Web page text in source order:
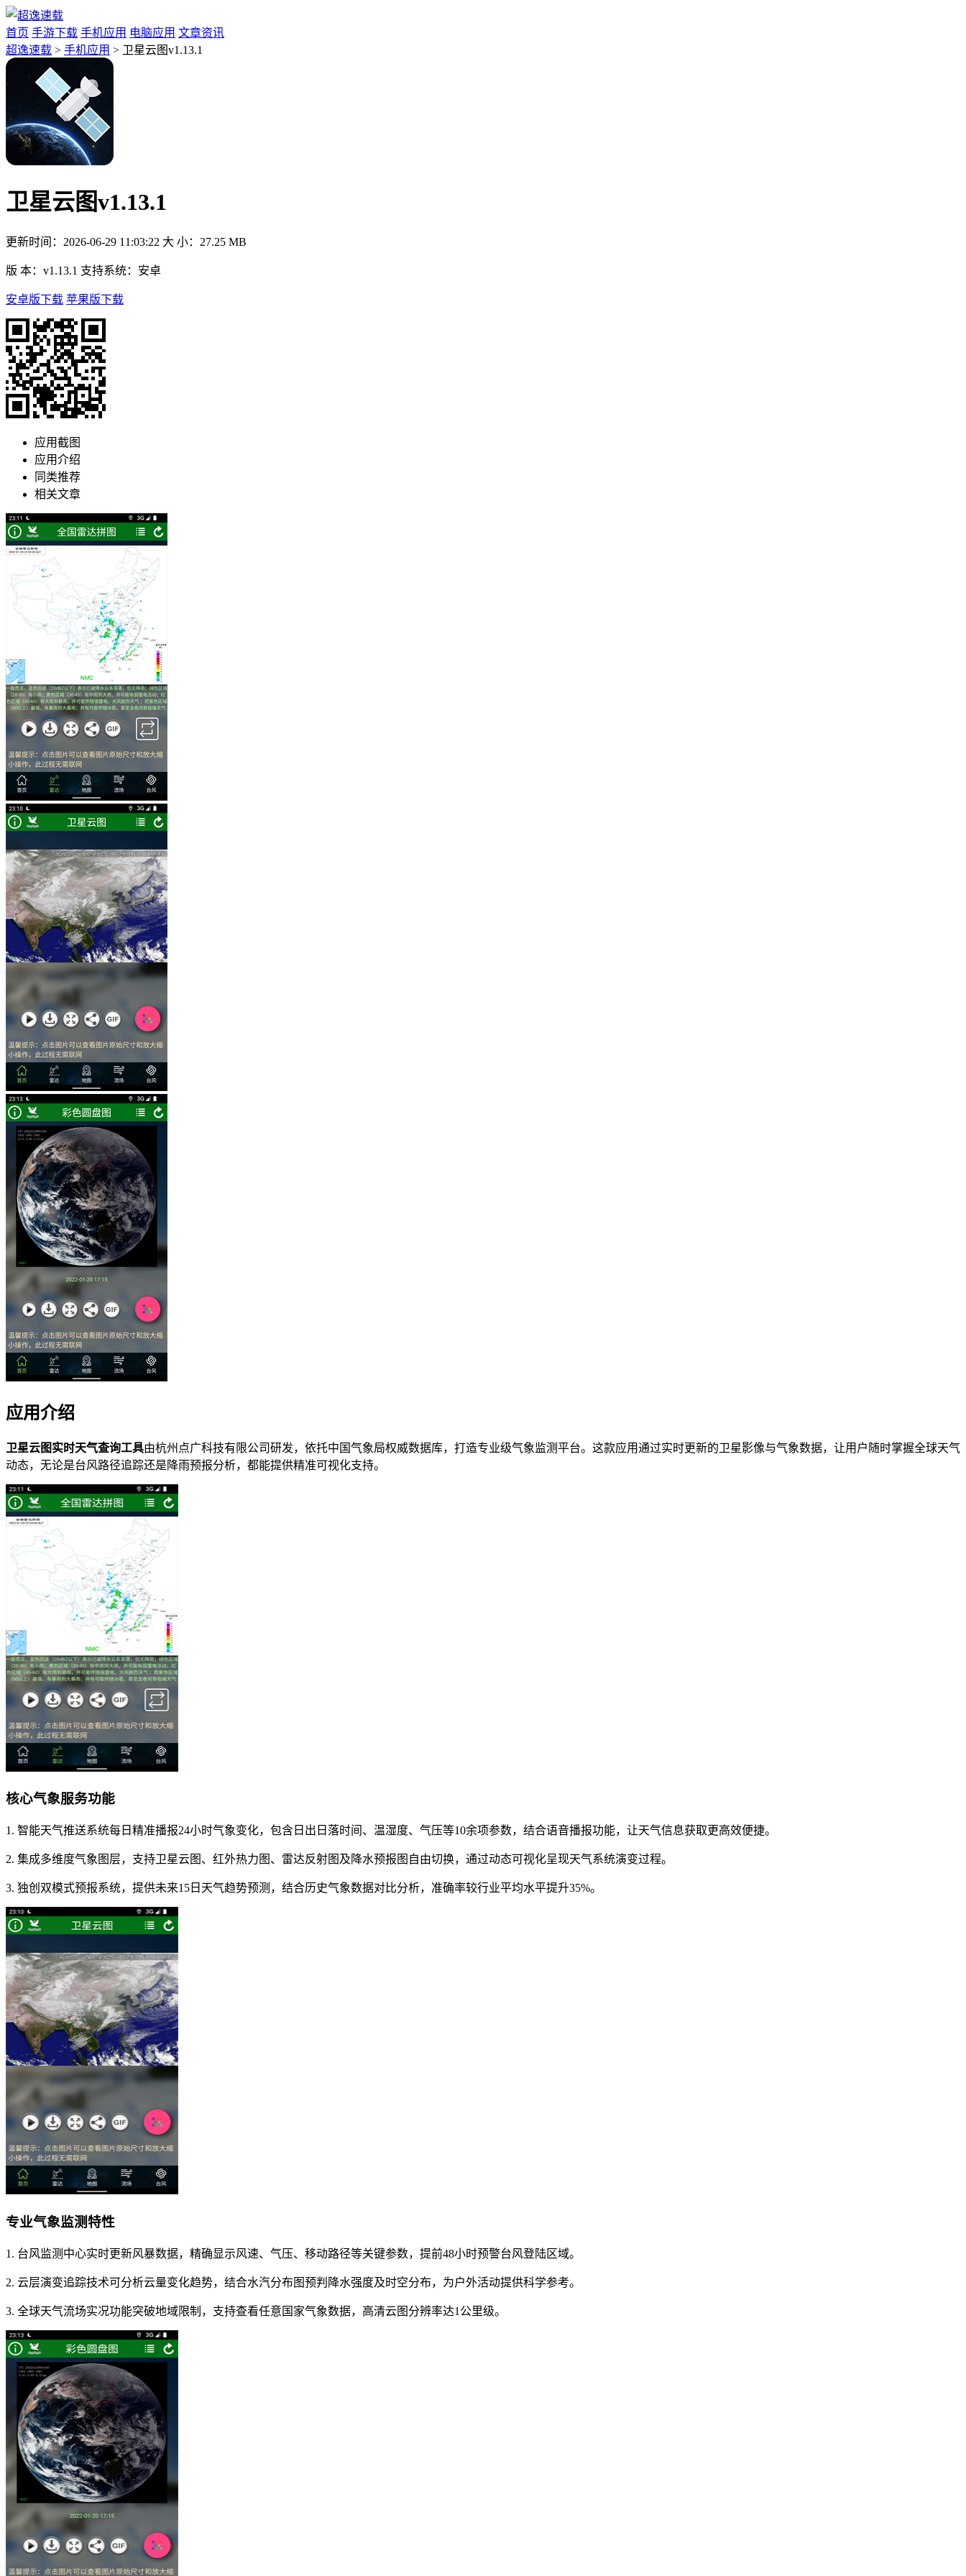
首页 手游下载 手机应用 电脑应用 文章资讯
超逸速载 > 手机应用 > 卫星云图v1.13.1
卫星云图v1.13.1
更新时间： 2026-06-29 11:03:22 大 小： 27.25 MB
版 本： v1.13.1 支持系统： 安卓
安卓版下载 苹果版下载
应用截图
应用介绍
同类推荐
相关文章
应用介绍
卫星云图实时天气查询工具由杭州点广科技有限公司研发，依托中国气象局权威数据库，打造专业级气象监测平台。这款应用通过实时更新的卫星影像与气象数据，让用户随时掌握全球天气
动态，无论是台风路径追踪还是降雨预报分析，都能提供精准可视化支持。
核心气象服务功能
1. 智能天气推送系统每日精准播报24小时气象变化，包含日出日落时间、温湿度、气压等10余项参数，结合语音播报功能，让天气信息获取更高效便捷。
2. 集成多维度气象图层，支持卫星云图、红外热力图、雷达反射图及降水预报图自由切换，通过动态可视化呈现天气系统演变过程。
3. 独创双模式预报系统，提供未来15日天气趋势预测，结合历史气象数据对比分析，准确率较行业平均水平提升35%。
专业气象监测特性
1. 台风监测中心实时更新风暴数据，精确显示风速、气压、移动路径等关键参数，提前48小时预警台风登陆区域。
2. 云层演变追踪技术可分析云量变化趋势，结合水汽分布图预判降水强度及时空分布，为户外活动提供科学参考。
3. 全球天气流场实况功能突破地域限制，支持查看任意国家气象数据，高清云图分辨率达1公里级。